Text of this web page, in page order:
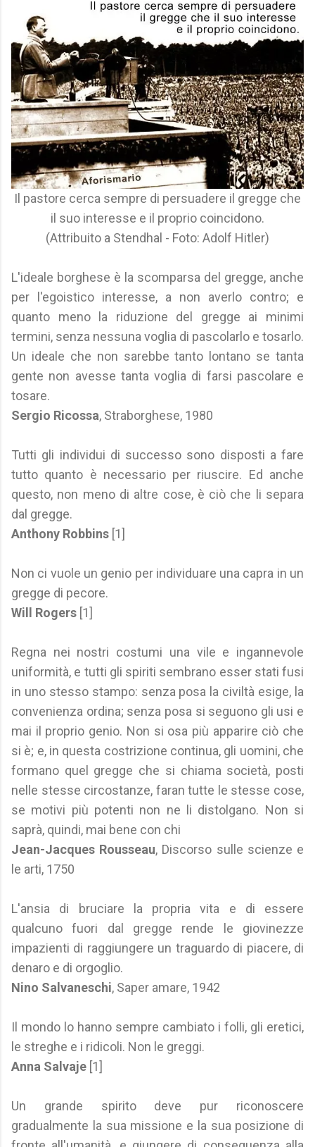
Il pastore cerca sempre di persuadere il gregge che
il suo interesse e il proprio coincidono.
(Attribuito a Stendhal - Foto: Adolf Hitler)
L'ideale borghese è la scomparsa del gregge, anche
per l'egoistico interesse, a non averlo contro; e
quanto meno la riduzione del gregge ai minimi
termini, senza nessuna voglia di pascolarlo e tosarlo.
Un ideale che non sarebbe tanto lontano se tanta
gente non avesse tanta voglia di farsi pascolare e
tosare.
Sergio Ricossa, Straborghese, 1980
Tutti gli individui di successo sono disposti a fare
tutto quanto è necessario per riuscire. Ed anche
questo, non meno di altre cose, è ciò che li separa
dal gregge.
Anthony Robbins [1]
Non ci vuole un genio per individuare una capra in un
gregge di pecore.
Will Rogers [1]
Regna nei nostri costumi una vile e ingannevole
uniformità, e tutti gli spiriti sembrano esser stati fusi
in uno stesso stampo: senza posa la civiltà esige, la
convenienza ordina; senza posa si seguono gli usi e
mai il proprio genio. Non si osa più apparire ciò che
si è; e, in questa costrizione continua, gli uomini, che
formano quel gregge che si chiama società, posti
nelle stesse circostanze, faran tutte le stesse cose,
se motivi più potenti non ne li distolgano. Non si
saprà, quindi, mai bene con chi
Jean-Jacques Rousseau, Discorso sulle scienze e
le arti, 1750
L'ansia di bruciare la propria vita e di essere
qualcuno fuori dal gregge rende le giovinezze
impazienti di raggiungere un traguardo di piacere, di
denaro e di orgoglio.
Nino Salvaneschi, Saper amare, 1942
Il mondo lo hanno sempre cambiato i folli, gli eretici,
le streghe e i ridicoli. Non le greggi.
Anna Salvaje [1]
Un grande spirito deve pur riconoscere
gradualmente la sua missione e la sua posizione di